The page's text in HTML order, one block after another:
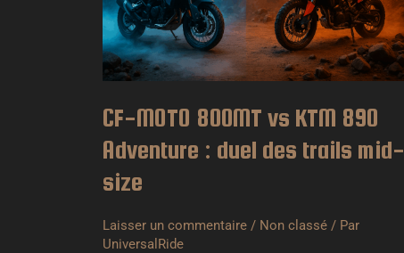
CF-MOTO 800MT vs KTM 890
Adventure : duel des trails mid-
size
Laisser un commentaire / Non classé/ Par
UniversalRide
890
Adventure
:
duel
des
trails
mid-
size